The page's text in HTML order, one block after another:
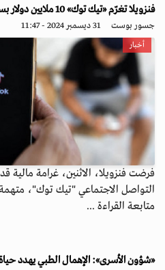
فنزويلا تغرّم «تيك توك» 10 ملايين دولار بسبب الإهمال
جسور بوست 31 ديسمبر 2024 - 11:47
أخبار
التواصل الاجتماعي "تيك توك"، متهمة
متابعة القراءة ...
«شؤون الأسرى»: الإهمال الطبي يهدد